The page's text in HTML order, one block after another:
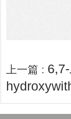
上一篇 :